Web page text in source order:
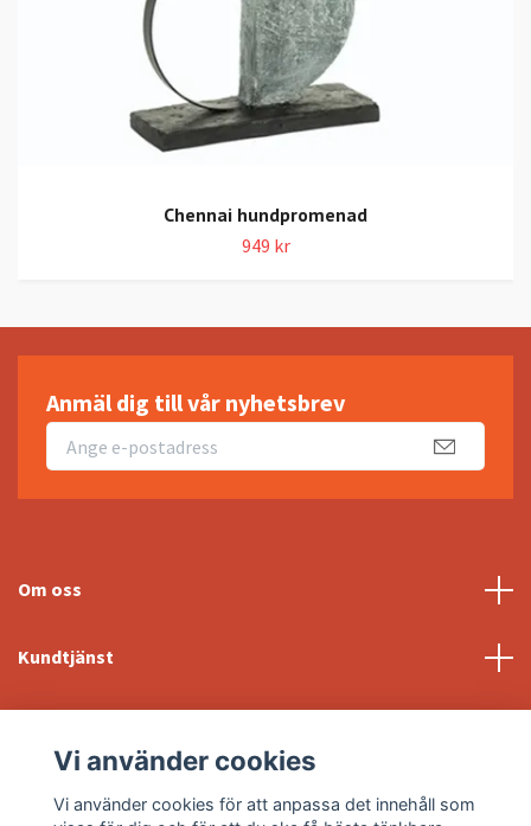
Chennai hundpromenad
949 kr
Anmäl dig till vår nyhetsbrev
Om oss
Kundtjänst
Sociala medier
Vi använder cookies
Vi använder cookies för att anpassa det innehåll som